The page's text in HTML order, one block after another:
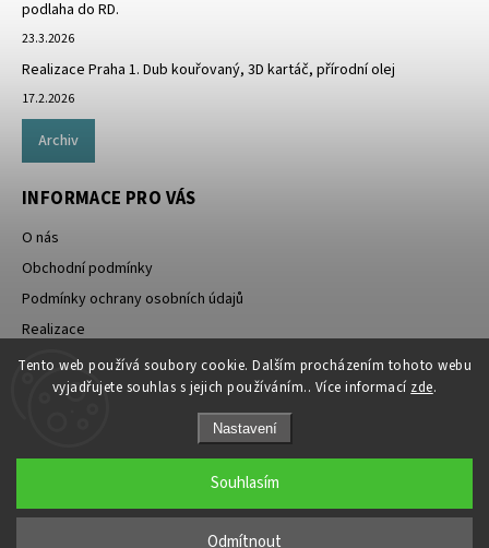
Tento web používá soubory cookie. Dalším procházením tohoto webu
vyjadřujete souhlas s jejich používáním.. Více informací zde.
Nastavení
Odmítnout
Souhlasím
podlaha do RD.
23.3.2026
Realizace Praha 1. Dub kouřovaný, 3D kartáč, přírodní olej
17.2.2026
Archiv
INFORMACE PRO VÁS
O nás
Obchodní podmínky
Podmínky ochrany osobních údajů
Realizace
Doprava zdarma
Copyright 2026Rezidenthome.cz. Všechna práva vyhrazena.